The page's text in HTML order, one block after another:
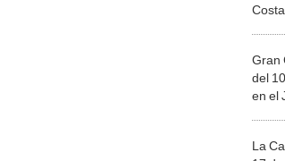
Gran
del
en el
La